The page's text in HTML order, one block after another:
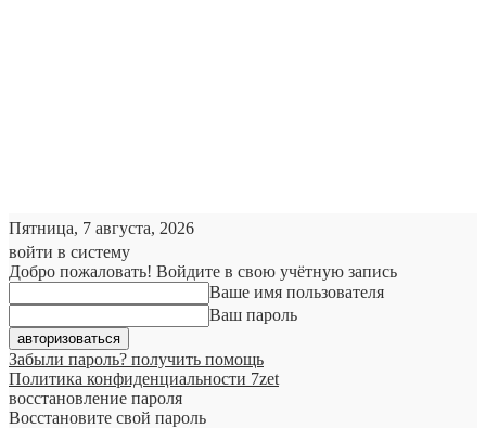
Пятница, 7 августа, 2026
войти в систему
Добро пожаловать! Войдите в свою учётную запись
Ваше имя пользователя
Ваш пароль
Забыли пароль? получить помощь
Политика конфиденциальности 7zet
восстановление пароля
Восстановите свой пароль